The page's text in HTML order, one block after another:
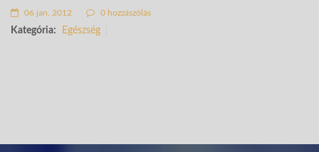
06 jan. 2012 0 hozzászólás
Kategória: Egészség